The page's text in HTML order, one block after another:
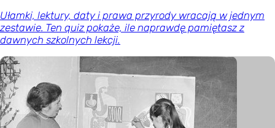
Ułamki, lektury, daty i prawa przyrody wracają w jednym
zestawie. Ten quiz pokaże, ile naprawdę pamiętasz z
dawnych szkolnych lekcji.